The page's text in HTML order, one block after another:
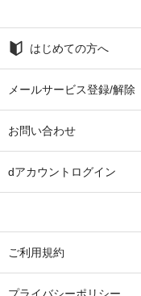
はじめての方へ
メールサービス登録/解除
お問い合わせ
dアカウントログイン
ご利用規約